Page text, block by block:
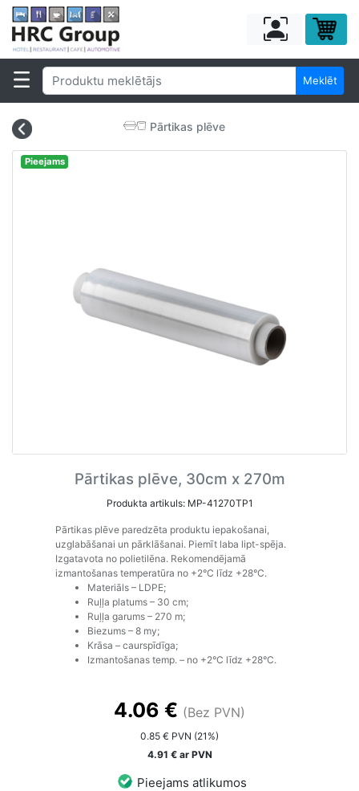
Meklēt
Pārtikas plēve
Pieejams
Pārtikas plēve, 30cm x 270m
Produkta artikuls: MP-41270TP1
Pārtikas plēve paredzēta produktu iepakošanai,
uzglabāšanai un pārklāšanai. Piemīt laba lipt-spēja.
Izgatavota no polietilēna. Rekomendējamā
izmantošanas temperatūra no +2°С līdz +28°С.
Materiāls – LDPE;
Ruļļa platums – 30 cm;
Ruļļa garums – 270 m;
Biezums – 8 my;
Krāsa – caurspīdīga;
Izmantošanas temp. – no +2°С līdz +28°С.
4.06 € (Bez PVN)
0.85 € PVN (21%)
4.91 € ar PVN
Pieejams atlikumos